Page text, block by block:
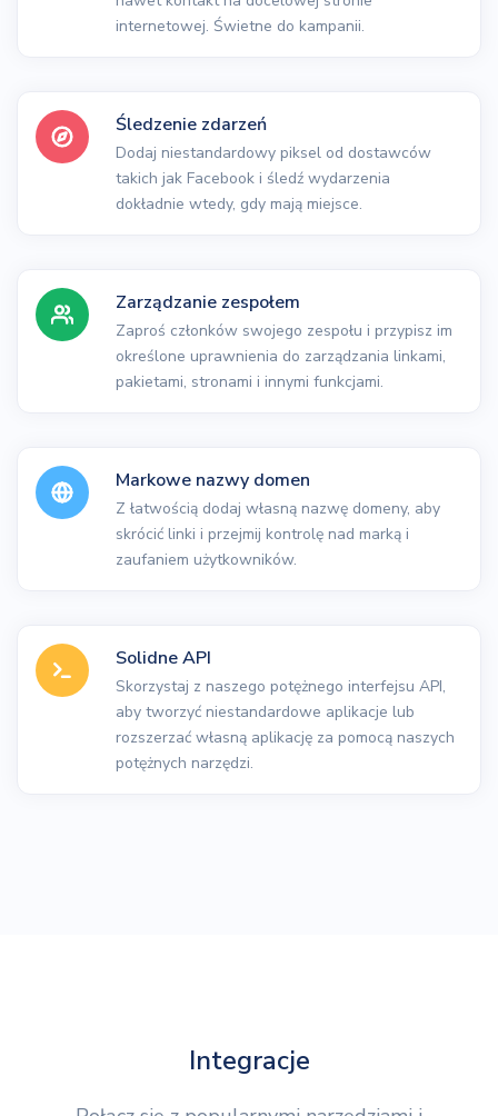
internetowej. Świetne do kampanii.
Śledzenie zdarzeń
Dodaj niestandardowy piksel od dostawców
takich jak Facebook i śledź wydarzenia
dokładnie wtedy, gdy mają miejsce.
Zarządzanie zespołem
Zaproś członków swojego zespołu i przypisz im
określone uprawnienia do zarządzania linkami,
pakietami, stronami i innymi funkcjami.
Markowe nazwy domen
Z łatwością dodaj własną nazwę domeny, aby
skrócić linki i przejmij kontrolę nad marką i
zaufaniem użytkowników.
Solidne API
Skorzystaj z naszego potężnego interfejsu API,
aby tworzyć niestandardowe aplikacje lub
rozszerzać własną aplikację za pomocą naszych
potężnych narzędzi.
Integracje